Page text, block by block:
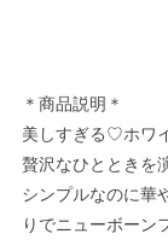
＊商品説明＊
美しすぎる♡ホワ
贅沢なひとときを
シンプルなのに華
りでニューボーン